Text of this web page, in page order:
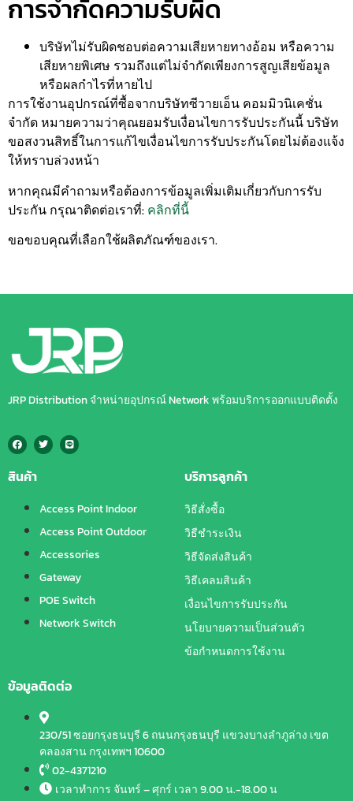
การจำกัดความรับผิด
บริษัทไม่รับผิดชอบต่อความเสียหายทางอ้อม หรือความ
เสียหายพิเศษ รวมถึงแต่ไม่จำกัดเพียงการสูญเสียข้อมูล
หรือผลกำไรที่หายไป
การใช้งานอุปกรณ์ที่ซื้อจากบริษัทซีวายเอ็น คอมมิวนิเคชั่น
จำกัด หมายความว่าคุณยอมรับเงื่อนไขการรับประกันนี้ บริษัท
ขอสงวนสิทธิ์ในการแก้ไขเงื่อนไขการรับประกันโดยไม่ต้องแจ้ง
ให้ทราบล่วงหน้า
หากคุณมีคำถามหรือต้องการข้อมูลเพิ่มเติมเกี่ยวกับการรับ
ประกัน กรุณาติดต่อเราที่: คลิกที่นี้
ขอขอบคุณที่เลือกใช้ผลิตภัณฑ์ของเรา.
JRP Distribution จำหน่ายอุปกรณ์ Network พร้อมบริการออกแบบติดตั้ง
สินค้า
Access Point Indoor
Access Point Outdoor
Accessories
Gateway
POE Switch
Network Switch
บริการลูกค้า
วิธีสั่งซื้อ
วิธีชำระเงิน
วิธีจัดส่งสินค้า
วิธีเคลมสินค้า
เงื่อนไขการรับประกัน
นโยบายความเป็นส่วนตัว
ข้อกำหนดการใช้งาน
ข้อมูลติดต่อ
230/51 ซอยกรุงธนบุรี 6 ถนนกรุงธนบุรี แขวงบางลำภูล่าง เขต
คลองสาน กรุงเทพฯ 10600
02-4371210
เวลาทำการ จันทร์ – ศุกร์ เวลา 9.00 น.-18.00 น